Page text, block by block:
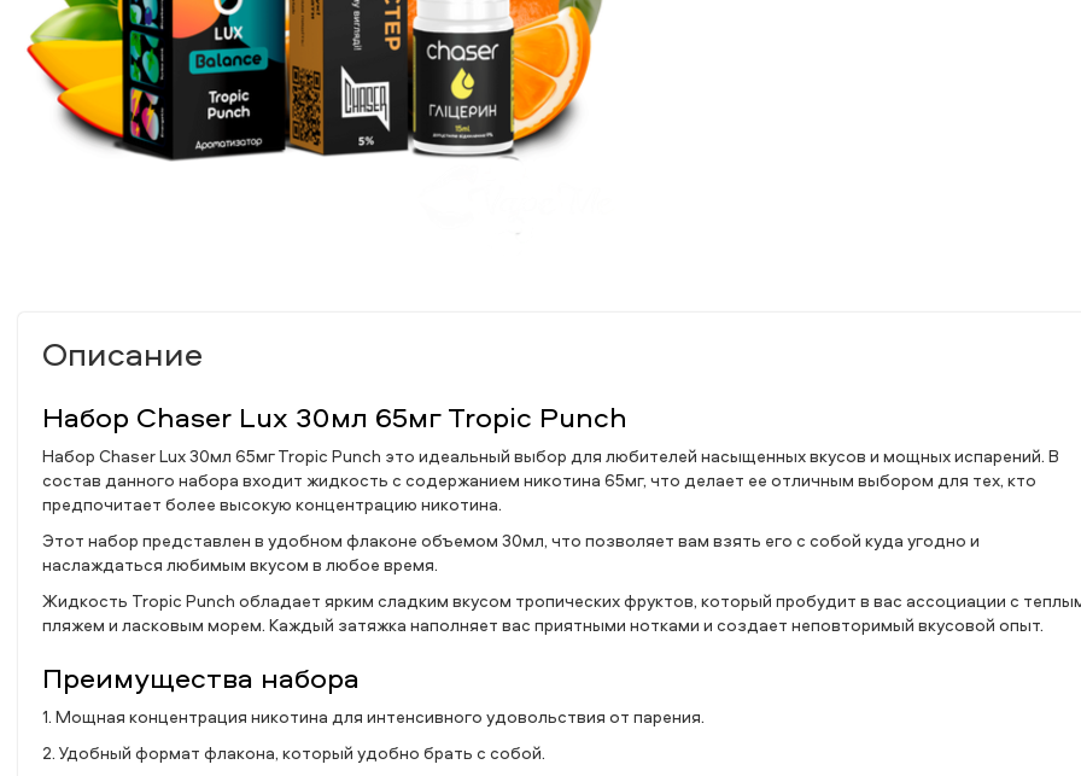
Описание
Набор Chaser Lux 30мл 65мг Tropic Punch
Набор Chaser Lux 30мл 65мг Tropic Punch это идеальный выбор для любителей насыщенных вкусов и мощных испарений. В
состав данного набора входит жидкость с содержанием никотина 65мг, что делает ее отличным выбором для тех, кто
предпочитает более высокую концентрацию никотина.
Этот набор представлен в удобном флаконе объемом 30мл, что позволяет вам взять его с собой куда угодно и
наслаждаться любимым вкусом в любое время.
Жидкость Tropic Punch обладает ярким сладким вкусом тропических фруктов, который пробудит в вас ассоциации с
пляжем и ласковым морем. Каждый затяжка наполняет вас приятными нотками и создает неповторимый вкусовой опыт.
Преимущества набора
1. Мощная концентрация никотина для интенсивного удовольствия от парения.
2. Удобный формат флакона, который удобно брать с собой.